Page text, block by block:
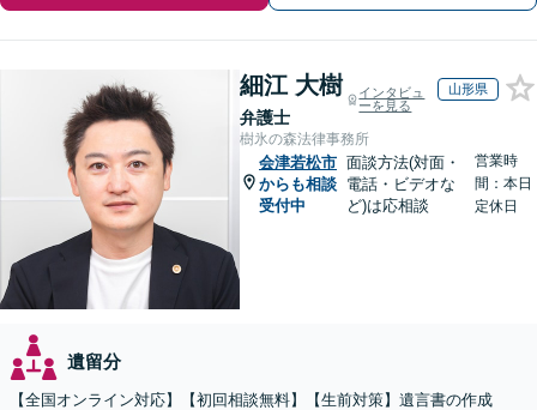
細江 大樹
弁護士
インタビュ
ーを見る
山形県
樹氷の森法律事務所
会津若松市
からも相談
受付中
面談方法(対面・
電話・ビデオな
ど)は応相談
営業時
間：本日
定休日
遺留分
【全国オンライン対応】【初回相談無料】【生前対策】遺言書の作成